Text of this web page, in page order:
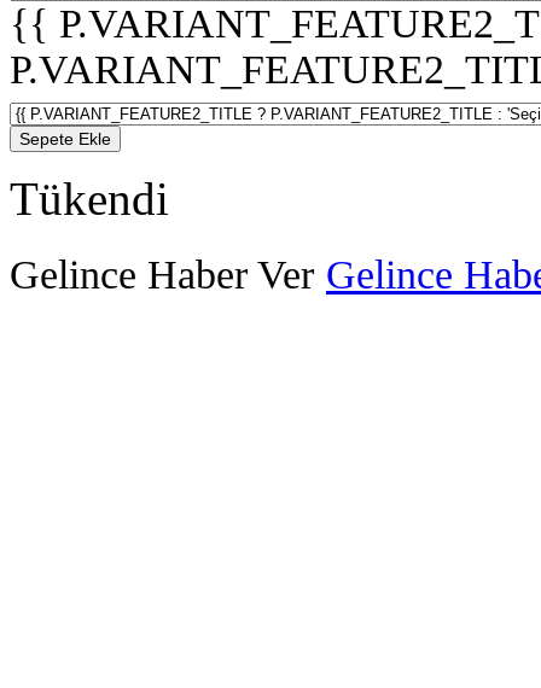
{{
Sepete Ekle
Tükendi
Gelince Haber Ver Gelince